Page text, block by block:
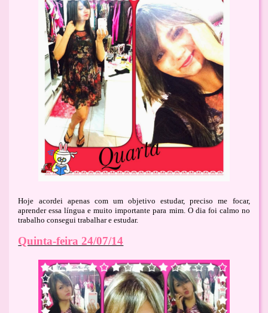
Hoje acordei apenas com um objetivo estudar, preciso me focar,
aprender essa língua e muito importante para mim. O dia foi calmo no
trabalho consegui trabalhar e estudar.
Quinta-feira 24/07/14